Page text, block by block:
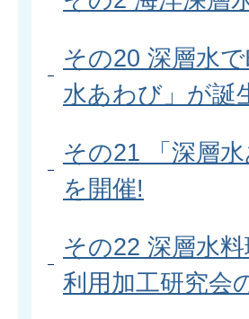
その20 深層水
水あわび」が誕
その21 「深層
を開催!
その22 深層水
利用加工研究会